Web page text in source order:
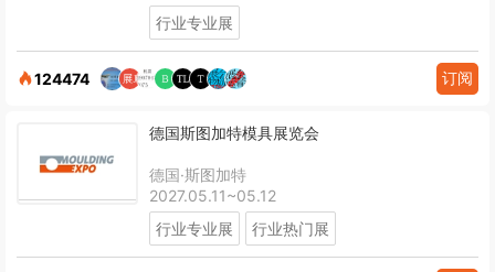
行业专业展
124474 订阅
德国斯图加特模具展览会
德国·斯图加特
2027.05.11~05.12
行业专业展
行业热门展